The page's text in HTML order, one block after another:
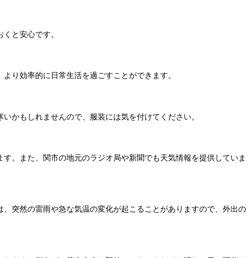
と安心です。
り効率的に日常生活を過ごすことができます。
かもしれませんので、服装には気を付けてください。
。また、関市の地元のラジオ局や新聞でも天気情報を提供していま
突然の雷雨や急な気温の変化が起こることがありますので、外出の